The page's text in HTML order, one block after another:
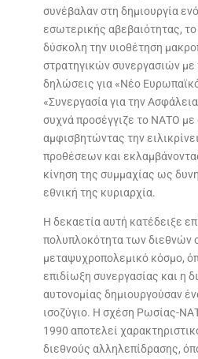
συνέβαλαν στη δημιουργία
εσωτερικής αβεβαιότητας,
δύσκολη την υιοθέτηση
στρατηγικών συνεργασιών
δηλώσεις για «Νέο Ευρωπαϊκό
«Συνεργασία για την
συχνά προσέγγιζε το ΝΑΤΟ με
αμφισβητώντας την
προθέσεων και
κίνηση της συμμαχίας ως
εθνική της κυριαρχία.
Η δεκαετία αυτή κατέδειξε
πολυπλοκότητα των διεθνών
μεταψυχροπολεμικό κόσμο,
επιδίωξη συνεργασίας και η
αυτονομίας δημιουργούσαν
ισοζύγιο. Η σχέση Ρωσίας-
1990 αποτελεί
διεθνούς αλληλεπίδρασης,